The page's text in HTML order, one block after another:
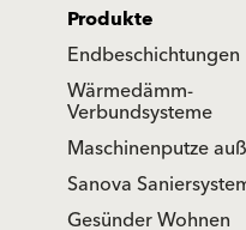
Produkte
Endbeschichtungen
Wärmedämm-
Verbundsysteme
Maschinenputze
Sanova
Gesünder Wohnen